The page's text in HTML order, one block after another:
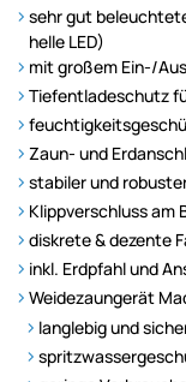
sehr gut
helle LED)
mit großem Ein-/
Tiefentladeschutz
Zaun- und
stabiler und
Klippverschluss am
diskrete & dezente
inkl. Erdpfahl und
Weidezaungerät
langlebig und